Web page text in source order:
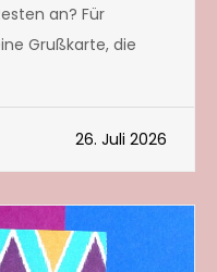
an? Für
Grußkarte, die
26. Juli 2026